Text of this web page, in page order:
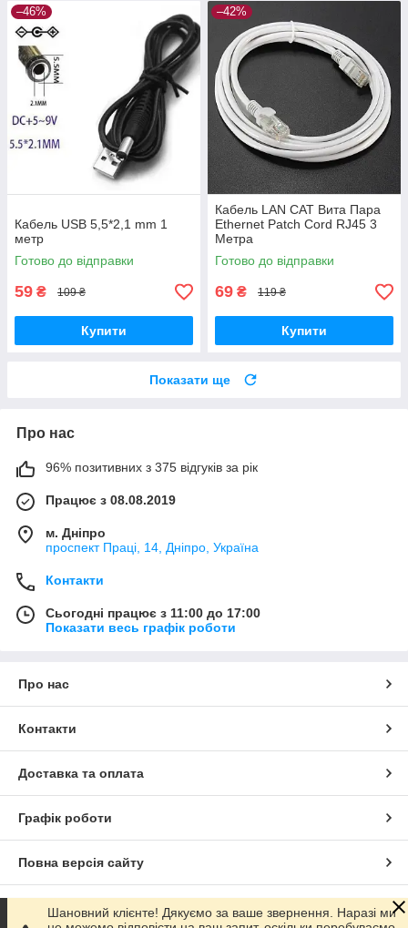
–46%
Кабель USB 5,5*2,1 mm 1
метр
Готово до відправки
59 ₴ 109 ₴
Купити
–42%
Кабель LAN CAT Вита Пара
Ethernet Patch Cord RJ45 3
Метра
Готово до відправки
69 ₴ 119 ₴
Купити
Показати ще
Про нас
96% позитивних з 375 відгуків за рік
Працює з 08.08.2019
м. Дніпро
проспект Праці, 14, Дніпро, Україна
Контакти
Сьогодні працює з 11:00 до 17:00
Показати весь графік роботи
Про нас
Контакти
Доставка та оплата
Графік роботи
Повна версія сайту
Сайт створено на маркетплейсіProm.ua
Шановний клієнте! Дякуємо за ваше звернення. Наразі ми